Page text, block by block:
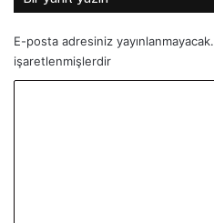
E-posta adresiniz yayınlanmayacak.
işaretlenmişlerdir